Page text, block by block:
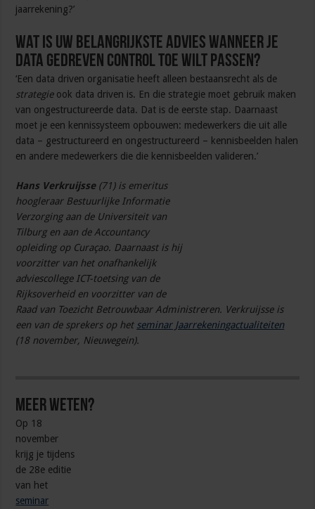
jaarrekening?’
Wat is uw belangrijkste advies wanneer je
data gedreven control toe wilt passen?
‘Een data driven organisatie heeft alleen bestaansrecht als de
strategieook data driven is. En die strategie moet gebruik maken
van ongestructureerde data. Dat is de eerste stap. Daarnaast
moet je een kennissysteem opbouwen: medewerkers die uit alle
data – gestructureerd en ongestructureerd – kennisbeelden halen
en andere medewerkers die die kennisbeelden valideren.’
Hans Verkruijsse(71) is emeritus
hoogleraar Bestuurlijke Informatie
Verzorging aan de Universiteit van
Tilburg en aan de Accountancy
opleiding op Curaçao. Daarnaast is hij
voorzitter van het onafhankelijk
adviescollege ICT-toetsing van de
Rijksoverheid en voorzitter van de
Raad van Toezicht Betrouwbaar Administreren. Verkruijsse is
een van de sprekers op het seminar Jaarrekeningactualiteiten
(18 november, Nieuwegein).
Meer weten?
Op 18
november
krijg je tijdens
de 28e editie
van het
seminar